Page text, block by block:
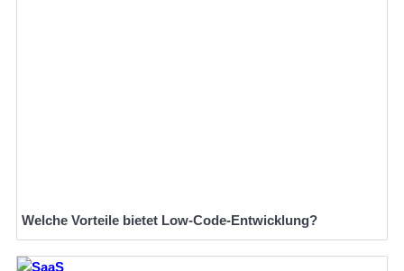
Welche Vorteile bietet Low-Code-Entwicklung?